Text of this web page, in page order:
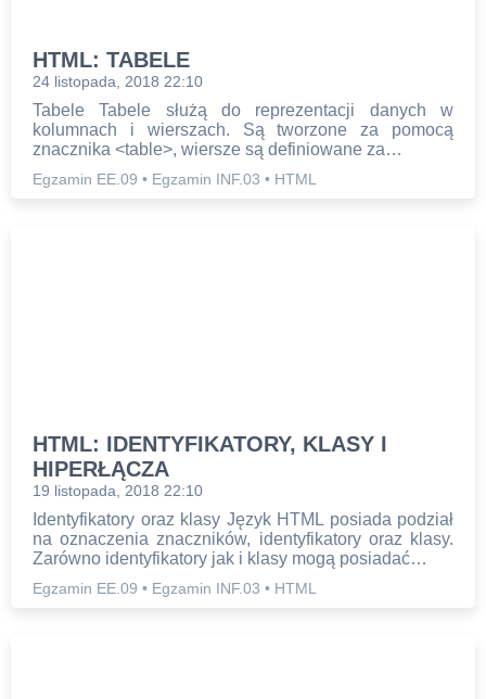
HTML: TABELE
24 listopada, 2018 22:10
Tabele Tabele służą do reprezentacji danych w
kolumnach i wierszach. Są tworzone za pomocą
znacznika <table>, wiersze są definiowane za…
Egzamin EE.09 • Egzamin INF.03 • HTML
HTML: IDENTYFIKATORY, KLASY I
HIPERŁĄCZA
19 listopada, 2018 22:10
Identyfikatory oraz klasy Język HTML posiada podział
na oznaczenia znaczników, identyfikatory oraz klasy.
Zarówno identyfikatory jak i klasy mogą posiadać…
Egzamin EE.09 • Egzamin INF.03 • HTML